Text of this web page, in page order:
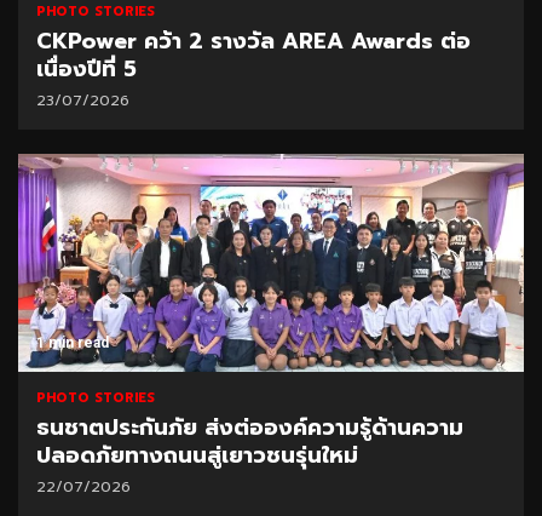
PHOTO STORIES
CKPower คว้า 2 รางวัล AREA Awards ต่อ
เนื่องปีที่ 5
23/07/2026
1 min read
PHOTO STORIES
ธนชาตประกันภัย ส่งต่อองค์ความรู้ด้านความ
ปลอดภัยทางถนนสู่เยาวชนรุ่นใหม่
22/07/2026